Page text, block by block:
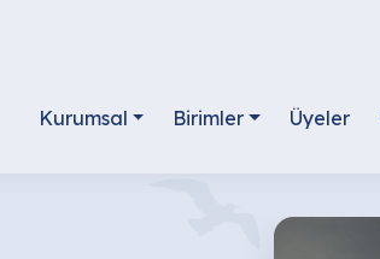
Kurumsal Birimler Üyeler